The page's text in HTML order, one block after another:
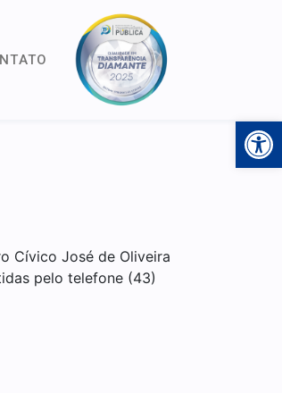
Cívico José de Oliveira
pelo telefone (43)